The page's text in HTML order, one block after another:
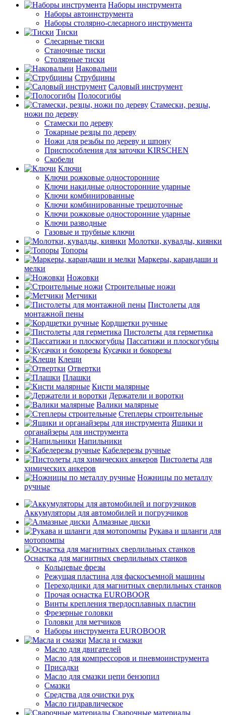
Наборы инструмента
Наборы автоинструмента
Наборы столярно-слесарного инструмента
Тиски
Слесарные тиски
Станочные тиски
Столярные тиски
Наковальни
Струбцины
Садовый инструмент
Полосогибы
Стамески, резцы,
ножи по дереву
Стамески по дереву
Токарные резцы по дереву
Ножи для резьбы по дереву и шпону
Приспособления для заточки KIRSCHEN
Скобели
Ключи
Ключи рожковые односторонние
Ключи накидные односторонние ударные
Ключи комбинированные
Ключи комбинированные трещоточные
Ключи рожковые односторонние ударные
Ключи разводные
Газовые и трубные ключи
Молотки, кувалды, киянки
Топоры
Маркеры, карандаши и
мелки
Ножовки
Строительные ножи
Метчики
Пистолеты для
монтажной пены
Кордщетки ручные
Пистолеты для герметика
Пассатижи и плоскогубцы
Кусачки и бокорезы
Клещи
Отвертки
Плашки
Кисти малярные
Держатели и воротки
Валики малярные
Степлеры строительные
Ящики и
органайзеры для инструмента
Напильники
Кабелерезы ручные
Пистолеты для
химических анкеров
Ножницы по металлу
ручные
Аккумуляторы для автомобилей и погрузчиков
Алмазные диски
Рукава и шланги для
мотопомпы
Оснастка для магнитных сверлильных станков
Кольцевые фрезы
Режущая пластина для фаскосъемной машины
Переходники для магнитных сверлильных станков
Прочая оснастка EUROBOOR
Винты крепления твердосплавных пластин
Фрезерные головки
Головки для метчиков
Наборы инструмента EUROBOOR
Масла и смазки
Масло для двигателей
Масло для компрессоров и пневмоинструмента
Присадки
Масло для смазки цепи бензопил
Смазки
Средства для очистки рук
Масло гидравлическое
Сварочные материалы